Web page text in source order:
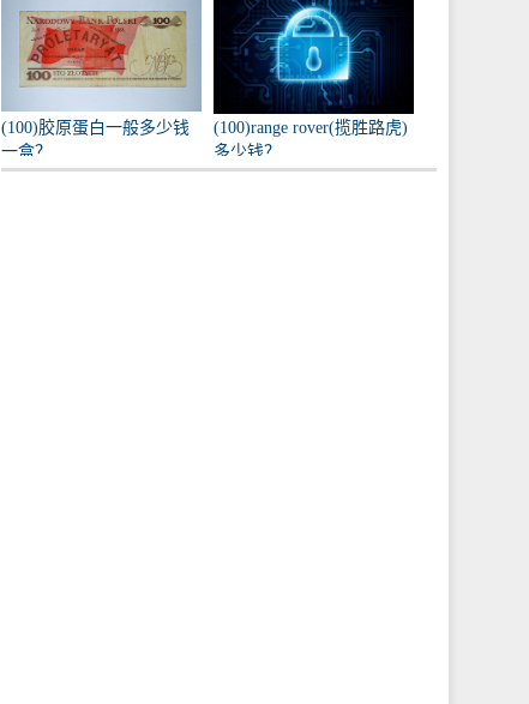
(100)胶原蛋白一般多少钱
一盒？
(100)range rover(揽胜路虎)
多少钱？